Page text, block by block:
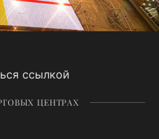
ссылкой
ЦЕНТРАХ